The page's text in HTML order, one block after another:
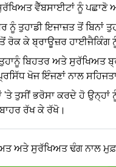
ਵੈੱਬਸਾਈਟਾਂ ਨੂੰ ਪਛਾਣੋ
ਤੁਹਾਡੀ ਇਜਾਜ਼ਤ ਤੋਂ ਬਿਨਾਂ
ਰੋਕ ਕੇ ਬ੍ਰਾਊਜ਼ਰ ਹਾਈਜੈਕਿੰਗ
ਬਿਹਤਰ ਅਤੇ ਸੁਰੱਖਿਅਤ
ਖੋਜ ਇੰਜਣਾਂ ਨਾਲ
'ਤੇ ਤੁਸੀਂ ਭਰੋਸਾ ਕਰਦੇ ਹੋ
ਰੱਖ ਕੇ ਰੱਖੋ।
ਅਤੇ ਸੁਰੱਖਿਅਤ ਢੰਗ ਨਾਲ